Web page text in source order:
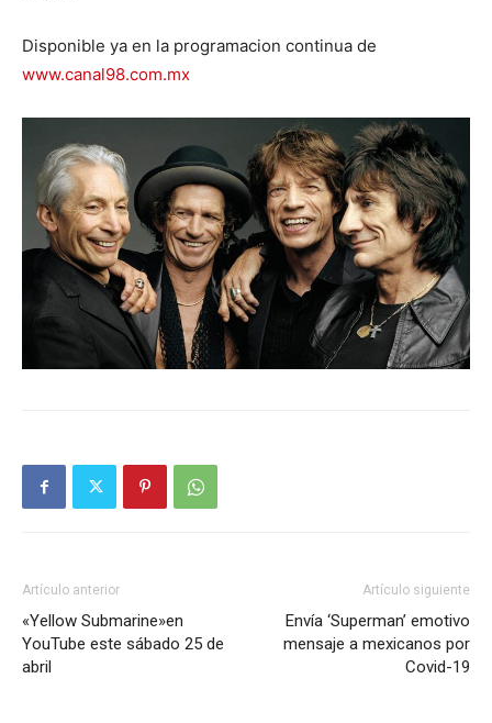
Disponible ya en la programacion continua de
www.canal98.com.mx
Artículo anterior
«Yellow Submarine»en
YouTube este sábado 25 de
abril
Artículo siguiente
Envía ‘Superman’ emotivo
mensaje a mexicanos por
Covid-19